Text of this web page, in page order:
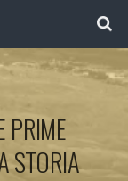
PRIME
STORIA